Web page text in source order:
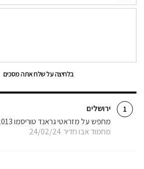
בלחיצה על שלח אתה מסכים
1 ירושלים
מחמוד אבו חדיר 24/02/24
מחפש על מזראטי גראנד טוריסמו 2013